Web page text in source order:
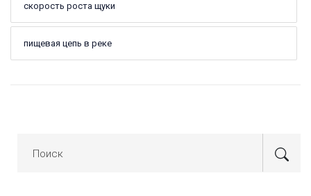
скорость роста щуки
пищевая цепь в реке